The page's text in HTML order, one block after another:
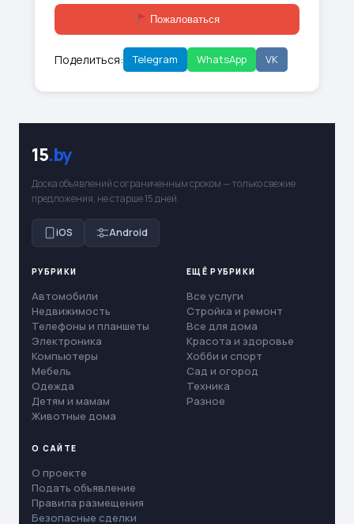
Пожаловаться
Поделиться: Telegram WhatsApp VK
15.by
Доска объявлений с ограниченным сроком — только свежие
предложения, не старше 15 дней.
iOS Android
РУБРИКИ
Автомобили
Недвижимость
Телефоны и планшеты
Электроника
Компьютеры
Мебель
Одежда
Детям и мамам
Животные дома
ЕЩЁ РУБРИКИ
Все услуги
Стройка и ремонт
Все для дома
Красота и здоровье
Хобби и спорт
Сад и огород
Техника
Разное
О САЙТЕ
О проекте
Подать объявление
Правила размещения
Безопасные сделки